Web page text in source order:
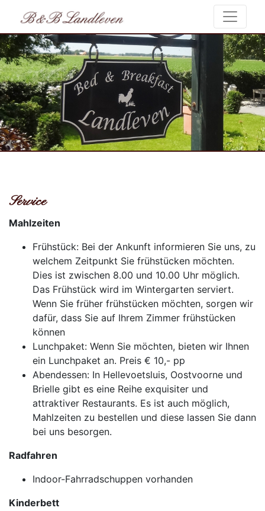
Service
Mahlzeiten
Frühstück: Bei der Ankunft informieren Sie uns, zu
welchem Zeitpunkt Sie frühstücken möchten.
Dies ist zwischen 8.00 und 10.00 Uhr möglich.
Das Frühstück wird im Wintergarten serviert.
Wenn Sie früher frühstücken möchten, sorgen wir
dafür, dass Sie auf Ihrem Zimmer frühstücken
können
Lunchpaket: Wenn Sie möchten, bieten wir Ihnen
ein Lunchpaket an. Preis € 10,- pp
Abendessen: In Hellevoetsluis, Oostvoorne und
Brielle gibt es eine Reihe exquisiter und
attraktiver Restaurants. Es ist auch möglich,
Mahlzeiten zu bestellen und diese lassen Sie dann
bei uns besorgen.
Radfahren
Indoor-Fahrradschuppen vorhanden
Kinderbett